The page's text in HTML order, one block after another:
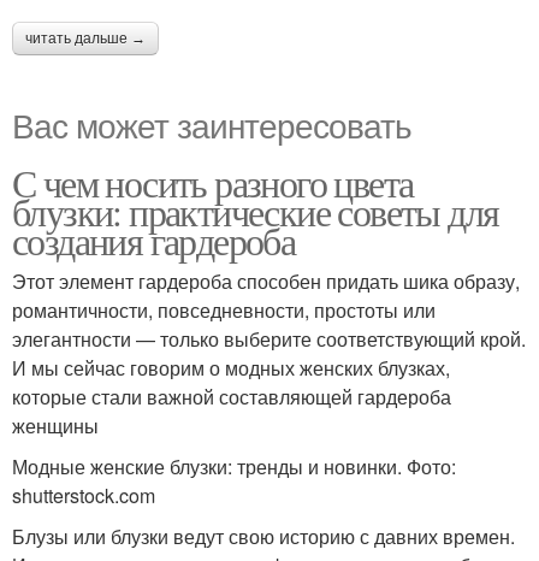
читать дальше →
Вас может заинтересовать
С чем носить разного цвета
блузки: практические советы для
создания гардероба
Этот элемент гардероба способен придать шика образу,
романтичности, повседневности, простоты или
элегантности — только выберите соответствующий крой.
И мы сейчас говорим о модных женских блузках,
которые стали важной составляющей гардероба
женщины
Модные женские блузки: тренды и новинки. Фото:
shutterstock.com
Блузы или блузки ведут свою историю с давних времен.